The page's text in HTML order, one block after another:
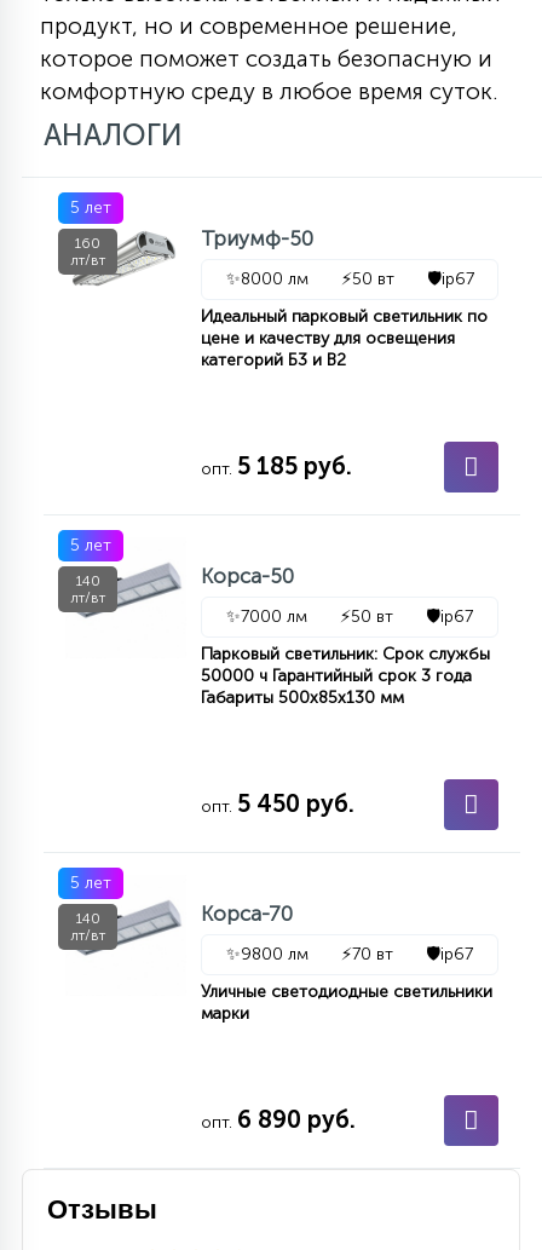
продукт, но и современное решение,
которое поможет создать безопасную и
комфортную среду в любое время суток.
АНАЛОГИ
5 лет
160
лт/вт
Триумф-50
✨8000 лм ⚡50 вт 🛡️ip67
Идеальный парковый светильник по
цене и качеству для освещения
категорий Б3 и В2
опт. 5 185 руб.
5 лет
140
лт/вт
Корса-50
✨7000 лм ⚡50 вт 🛡️ip67
Парковый светильник: Срок службы
50000 ч Гарантийный срок 3 года
Габариты 500х85х130 мм
опт. 5 450 руб.
5 лет
140
лт/вт
Корса-70
✨9800 лм ⚡70 вт 🛡️ip67
Уличные светодиодные светильники
марки
опт. 6 890 руб.
Отзывы